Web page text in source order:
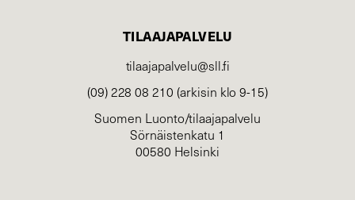
TILAAJAPALVELU
tilaajapalvelu@sll.fi
(09) 228 08 210 (arkisin klo 9-15)
Suomen Luonto/tilaajapalvelu
Sörnäistenkatu 1
00580 Helsinki